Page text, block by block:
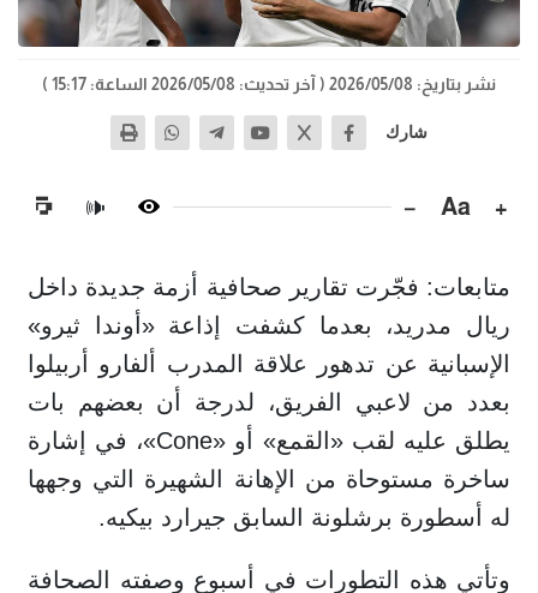
نشر بتاريخ: 2026/05/08 ( آخر تحديث: 2026/05/08 الساعة: 15:17 )
شارك
+
Aa
−
🔊
متابعات: فجّرت تقارير صحافية أزمة جديدة داخل
ريال مدريد، بعدما كشفت إذاعة «أوندا ثيرو»
الإسبانية عن تدهور علاقة المدرب ألفارو أربيلوا
بعدد من لاعبي الفريق، لدرجة أن بعضهم بات
يطلق عليه لقب «القمع» أو «Cone»، في إشارة
ساخرة مستوحاة من الإهانة الشهيرة التي وجهها
له أسطورة برشلونة السابق جيرارد بيكيه.
وتأتي هذه التطورات في أسبوع وصفته الصحافة